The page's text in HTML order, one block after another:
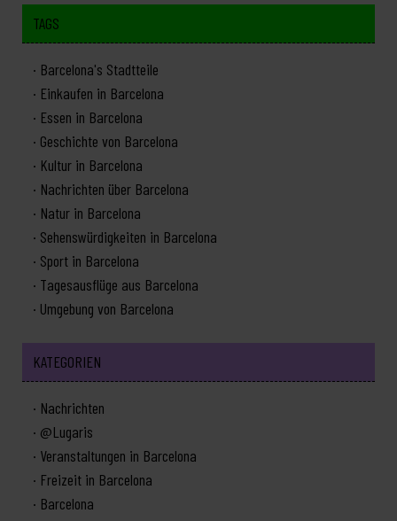
TAGS
Barcelona's Stadtteile
Einkaufen in Barcelona
Essen in Barcelona
Geschichte von Barcelona
Kultur in Barcelona
Nachrichten über Barcelona
Natur in Barcelona
Sehenswürdigkeiten in Barcelona
Sport in Barcelona
Tagesausflüge aus Barcelona
Umgebung von Barcelona
KATEGORIEN
Nachrichten
@Lugaris
Veranstaltungen in Barcelona
Freizeit in Barcelona
Barcelona